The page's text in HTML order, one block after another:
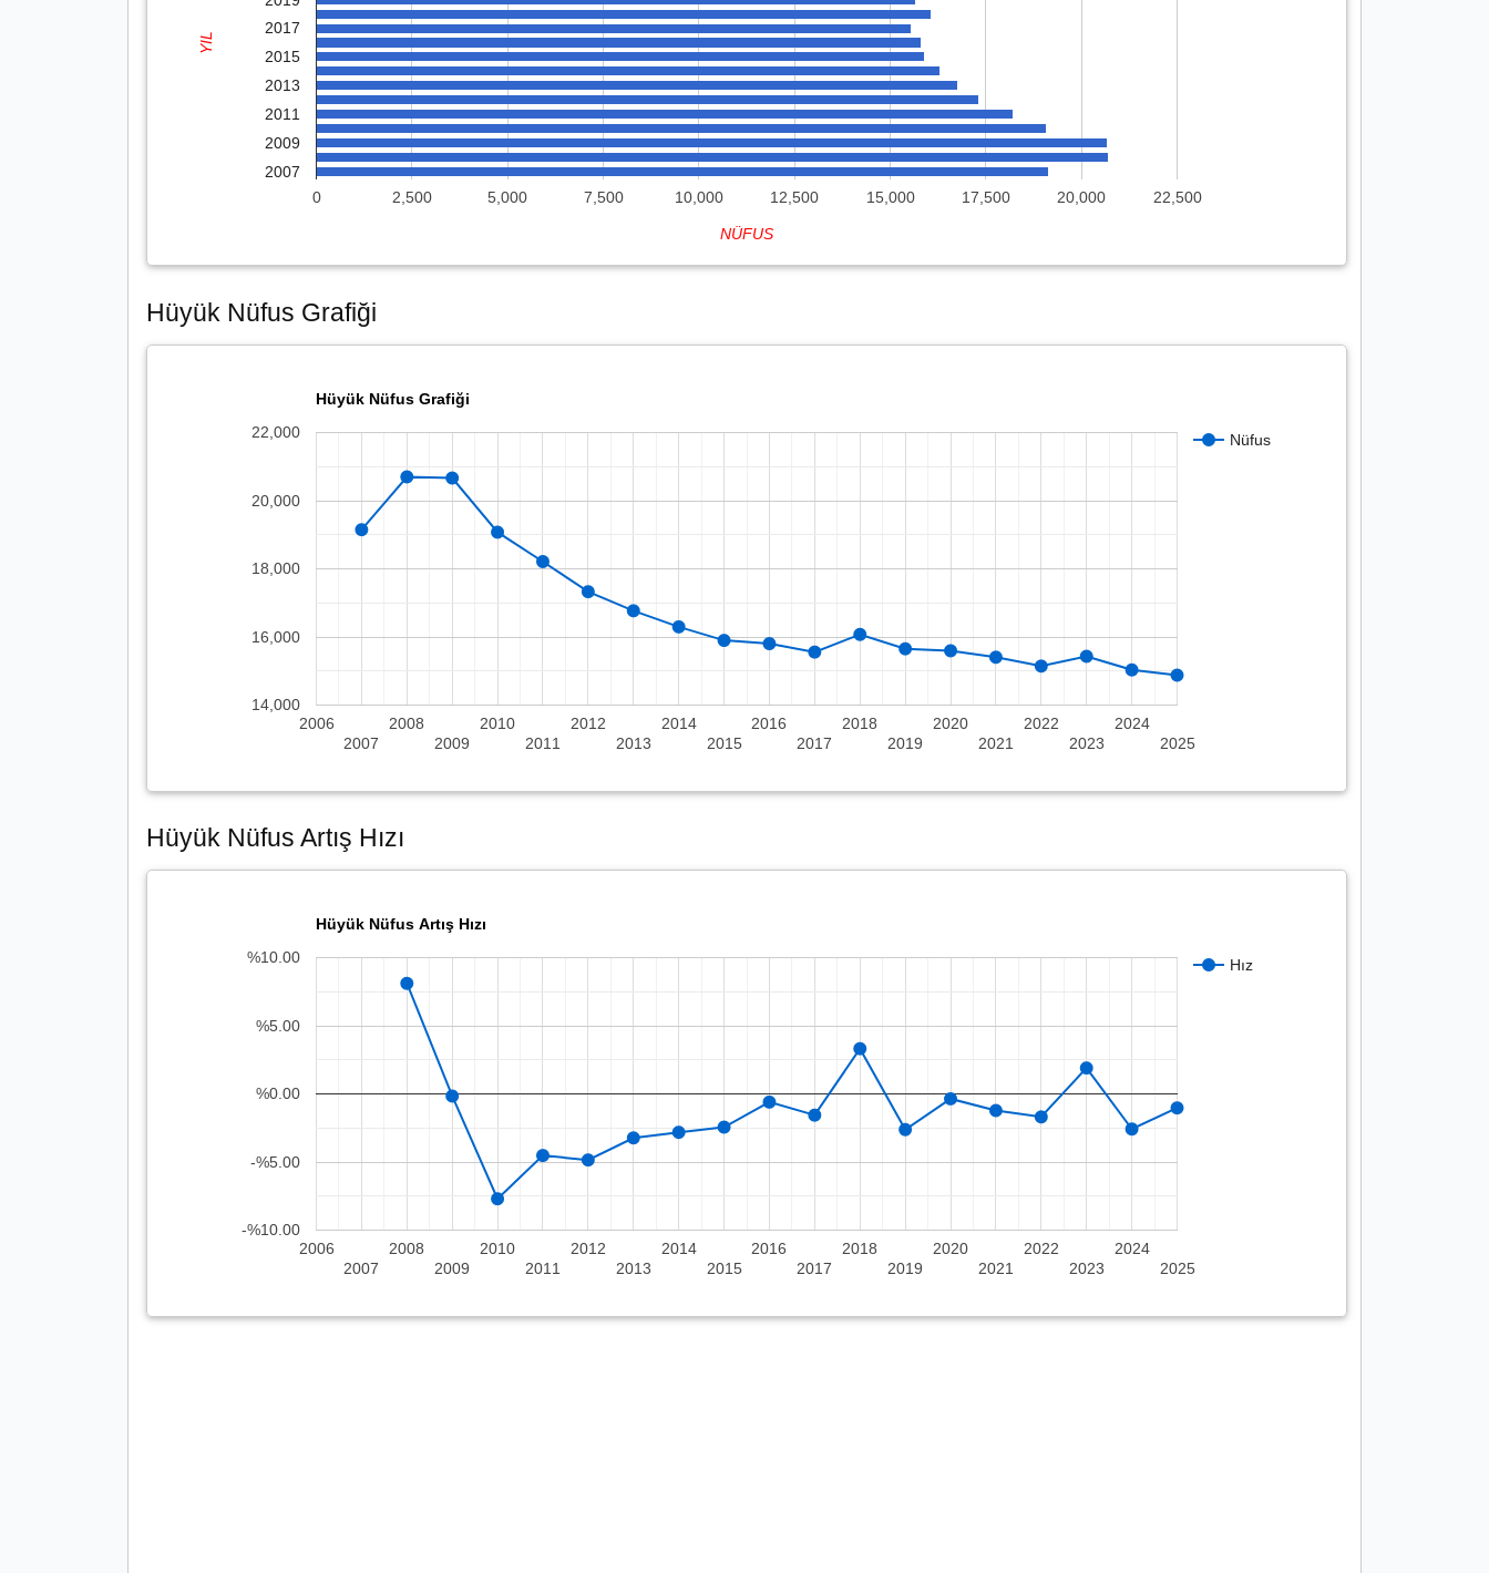
0 2,500 5,000 7,500 10,000 12,500 15,000 17,500 20,000 22,500
2017
2015
2013
2011
2009
2007
NÜFUS
YIL
Hüyük Nüfus Grafiği
Hüyük Nüfus Grafiği
Nüfus
2006
2007
2008
2009
2010
2011
2012
2013
2014
2015
2016
2017
2018
2019
2020
2021
2022
2023
2024
2025
14,000
16,000
18,000
20,000
22,000
Hüyük Nüfus Artış Hızı
Hüyük Nüfus Artış Hızı
Hız
2006
2007
2008
2009
2010
2011
2012
2013
2014
2015
2016
2017
2018
2019
2020
2021
2022
2023
2024
2025
-%10.00
-%5.00
%0.00
%5.00
%10.00